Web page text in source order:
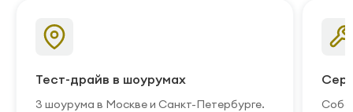
Тест-драйв в шоурумах
3 шоурума в Москве и Санкт-Петербурге.